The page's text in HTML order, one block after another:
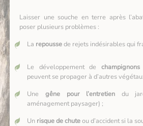
Laisser une souche en terre après
poser plusieurs problèmes :
La repoussede rejets indésirables qui
Le développement de champignons
peuvent se propager à d’autres
Une gêne pour l’entretien du
aménagement paysager) ;
Un risque de chuteou d’accident si la